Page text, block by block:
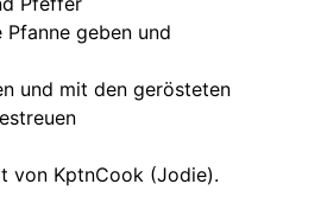
geben und
und mit den gerösteten
von KptnCook (Jodie).